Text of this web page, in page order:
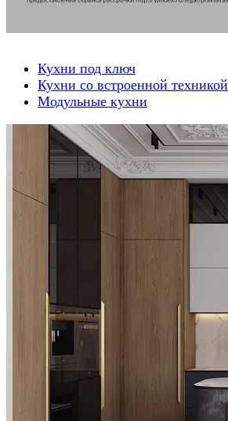
Кухни под ключ
Кухни со встроенной техникой
Модульные кухни